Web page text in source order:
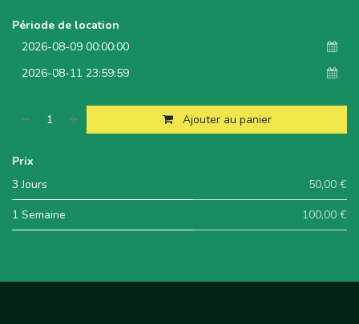
Période de location
Ajouter au panier
Prix
3 Jours
50,00 €
1 Semaine
100,00 €